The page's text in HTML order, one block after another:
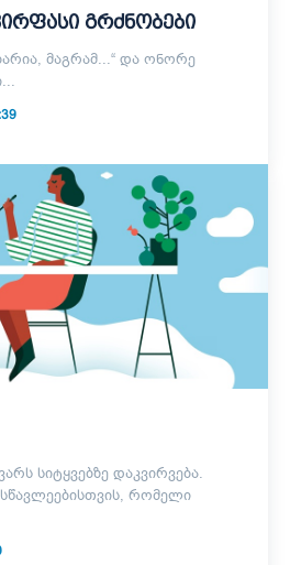
გრძნობები
მაგრამ...“ და ონორე
რომელი